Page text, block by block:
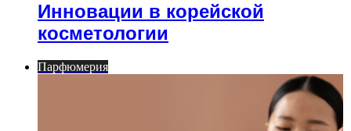
Инновации в корейской
косметологии
Парфюмерия